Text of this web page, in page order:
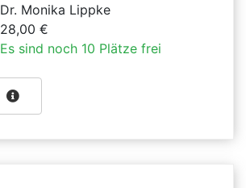
Dr. Monika Lippke
28,00 €
Es sind noch 10 Plätze frei